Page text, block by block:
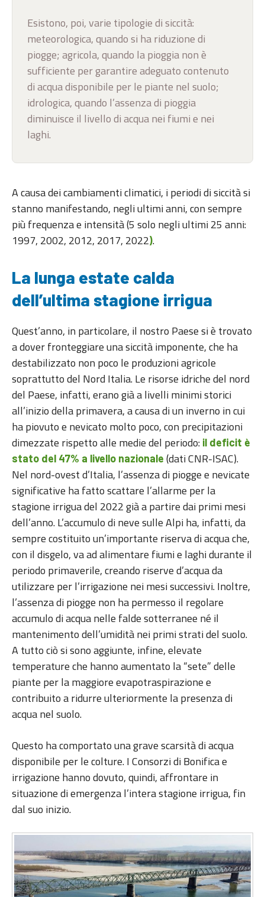
Esistono, poi, varie tipologie di siccità:
meteorologica, quando si ha riduzione di
piogge; agricola, quando la pioggia non è
sufficiente per garantire adeguato contenuto
di acqua disponibile per le piante nel suolo;
idrologica, quando l’assenza di pioggia
diminuisce il livello di acqua nei fiumi e nei
laghi.
A causa dei cambiamenti climatici, i periodi di siccità si
stanno manifestando, negli ultimi anni, con sempre
più frequenza e intensità (5 solo negli ultimi 25 anni:
1997, 2002, 2012, 2017, 2022).
La lunga estate calda
dell’ultima stagione irrigua
Quest’anno, in particolare, il nostro Paese si è trovato
a dover fronteggiare una siccità imponente, che ha
destabilizzato non poco le produzioni agricole
soprattutto del Nord Italia. Le risorse idriche del nord
del Paese, infatti, erano già a livelli minimi storici
all’inizio della primavera, a causa di un inverno in cui
ha piovuto e nevicato molto poco, con precipitazioni
dimezzate rispetto alle medie del periodo: il deficit è
stato del 47% a livello nazionale (dati CNR-ISAC).
Nel nord-ovest d’Italia, l’assenza di piogge e nevicate
significative ha fatto scattare l’allarme per la
stagione irrigua del 2022 già a partire dai primi mesi
dell’anno. L’accumulo di neve sulle Alpi ha, infatti, da
sempre costituito un’importante riserva di acqua che,
con il disgelo, va ad alimentare fiumi e laghi durante il
periodo primaverile, creando riserve d’acqua da
utilizzare per l’irrigazione nei mesi successivi. Inoltre,
l’assenza di piogge non ha permesso il regolare
accumulo di acqua nelle falde sotterranee né il
mantenimento dell’umidità nei primi strati del suolo.
A tutto ciò si sono aggiunte, infine, elevate
temperature che hanno aumentato la “sete” delle
piante per la maggiore evapotraspirazione e
contribuito a ridurre ulteriormente la presenza di
acqua nel suolo.
Questo ha comportato una grave scarsità di acqua
disponibile per le colture. I Consorzi di Bonifica e
irrigazione hanno dovuto, quindi, affrontare in
situazione di emergenza l’intera stagione irrigua, fin
dal suo inizio.